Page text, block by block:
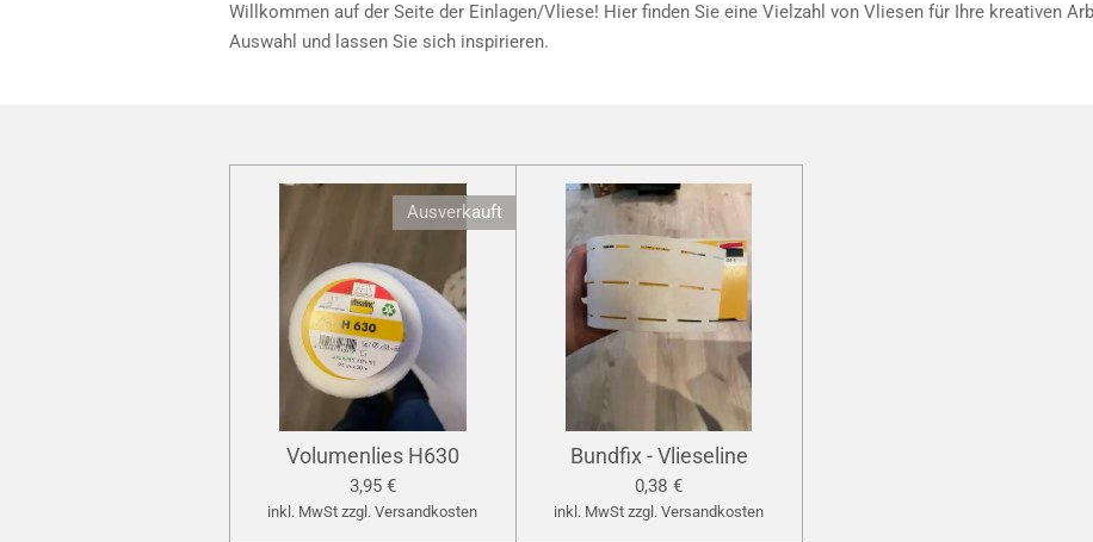
Willkommen auf der Seite der Einlagen/Vliese! Hier finden Sie eine Vielzahl von Vliesen für Ihre kreativen
Auswahl und lassen Sie sich inspirieren.
Ausverkauft
Volumenlies H630
3,95 €
inkl. MwSt zzgl. Versandkosten
Bundfix - Vlieseline
0,38 €
inkl. MwSt zzgl. Versandkosten